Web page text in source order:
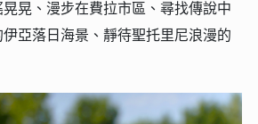
晃、漫步在費拉市區、尋找傳說中
亞落日海景、靜待聖托里尼浪漫的